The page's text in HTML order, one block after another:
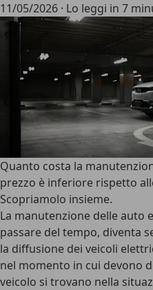
11/05/2026 · Lo leggi in 7
Quanto costa la
prezzo è inferiore rispetto
Scopriamolo insieme.
La manutenzione delle auto
passare del tempo, diventa
la diffusione dei veicoli
nel momento in cui devono
veicolo si trovano nella